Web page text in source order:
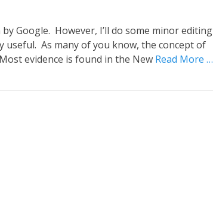
Google. However, I’ll do some minor editing
useful. As many of you know, the concept of
evidence is found in the New Read More …